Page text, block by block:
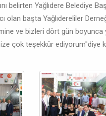
belirten Yağlıdere Belediye
olan başta Yağlıdereliler
ve bizleri dört gün boyunca
çok teşekkür ediyorum''diye